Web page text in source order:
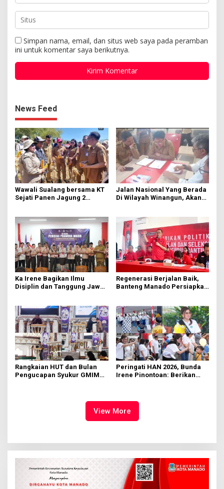
Simpan nama, email, dan situs web saya pada peramban
ini untuk komentar saya berikutnya.
News Feed
Wawali Sualang bersama KT
Sejati Panen Jagung 2
Jalan Nasional Yang Berada
Di Wilayah Winangun, Akan
Ka Irene Bagikan Ilmu
Disiplin dan Tanggung Jawab
Regenerasi Berjalan Baik,
Banteng Manado Persiapkan
Rangkaian HUT dan Bulan
Pengucapan Syukur GMIM
Peringati HAN 2026, Bunda
Irene Pinontoan: Berikan
View More